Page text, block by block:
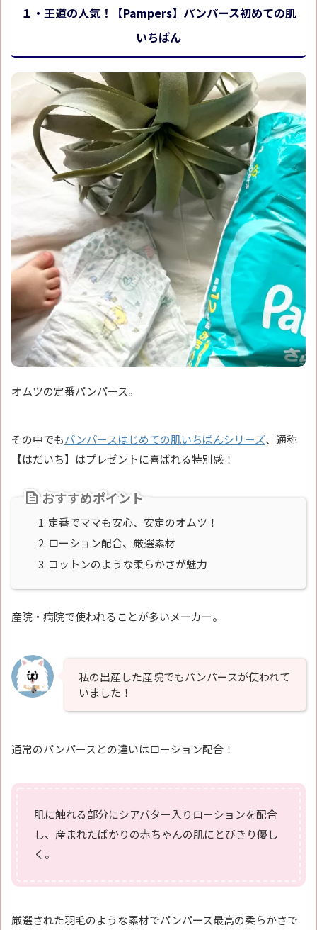
１・王道の人気！【Pampers】パンパース初めての肌
いちばん
オムツの定番パンパース。
その中でもパンパースはじめての肌いちばんシリーズ、通称
【はだいち】はプレゼントに喜ばれる特別感！
おすすめポイント
定番でママも安心、安定のオムツ！
ローション配合、厳選素材
コットンのような柔らかさが魅力
産院・病院で使われることが多いメーカー。
私の出産した産院でもパンパースが使われて
いました！
通常のパンパースとの違いはローション配合！
肌に触れる部分にシアバター入りローションを配合
し、産まれたばかりの赤ちゃんの肌にとびきり優し
く。
厳選された羽毛のような素材でパンパース最高の柔らかさで